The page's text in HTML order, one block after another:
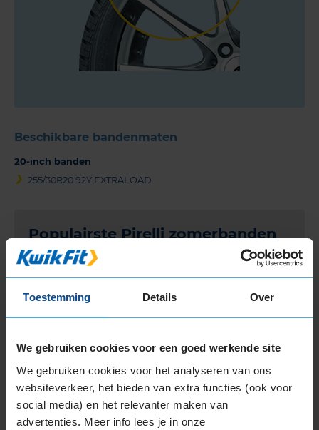
Toestemming Details Over
We gebruiken cookies voor een goed werkende site
We gebruiken cookies voor het analyseren van ons
websiteverkeer, het bieden van extra functies (ook voor
social media) en het relevanter maken van
advertenties. Meer info lees je in onze
Beschikbare bandenmaten
20-inch banden
255/30R20 92Y EXTRALOAD
Populairste Pirelli zomerbanden
Pirelli CINTURATO P7
Pirelli POWERGY
Pirelli CINTURATO P1
Pirelli P ZERO
Pirelli P ZERO LUXURY
Pirelli P ZERO NERO GT
Pirelli SCORPION VERDE